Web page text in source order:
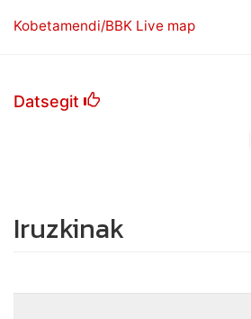
Kobetamendi/BBK Live map
Datsegit
Iruzkinak